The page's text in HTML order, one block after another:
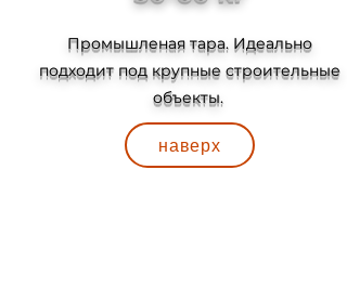
Промышленая тара. Идеально
подходит под крупные строительные
объекты.
наверх